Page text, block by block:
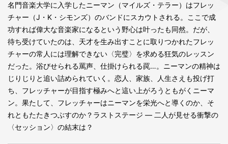
名門音楽大学に入学したニーマン（マイルズ・テラー）はフレッ
チャー（J・K・シモンズ）のバンドにスカウトされる。ここで成
功すれば偉大な音楽家になるという野心は叶ったも同然。だが、
待ち受けていたのは、天才を生み出すことに取りつかれたフレッ
チャーの常人には理解できない〈完璧〉を求める狂気のレッスン
だった。浴びせられる罵声、仕掛けられる罠…。ニーマンの精神は
じりじりと追い詰められていく。恋人、家族、人生さえも投げ打
ち、フレッチャーが目指す極みへと這い上がろうともがくニーマ
ン。果たして、フレッチャーはニーマンを栄光へと導くのか、そ
れともたたきつぶすのか？ラストステージ ― 二人が見せる衝撃の
〈セッション〉の結末は？